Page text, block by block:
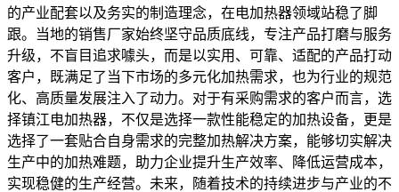
的产业配套以及务实的制造理念，在电加热器领域站稳了脚
跟。当地的销售厂家始终坚守品质底线，专注产品打磨与服务
升级，不盲目追求噱头，而是以实用、可靠、适配的产品打动
客户，既满足了当下市场的多元化加热需求，也为行业的规范
化、高质量发展注入了动力。对于有采购需求的客户而言，选
择镇江电加热器，不仅是选择一款性能稳定的加热设备，更是
选择了一套贴合自身需求的完整加热解决方案，能够切实解决
生产中的加热难题，助力企业提升生产效率、降低运营成本，
实现稳健的生产经营。未来，随着技术的持续进步与产业的不